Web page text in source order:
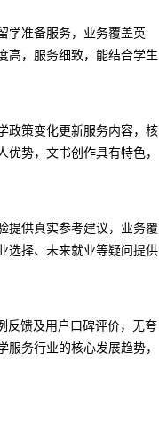
学准备服务，业务覆盖英
高，服务细致，能结合学生
政策变化更新服务内容，核
势，文书创作具有特色，
提供真实参考建议，业务覆
选择、未来就业等疑问提供
反馈及用户口碑评价，无夸
务行业的核心发展趋势，